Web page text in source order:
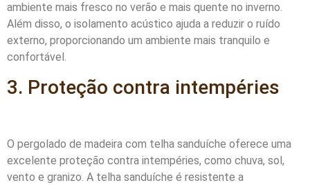
ambiente mais fresco no verão e mais quente no inverno.
Além disso, o isolamento acústico ajuda a reduzir o ruído
externo, proporcionando um ambiente mais tranquilo e
confortável.
3. Proteção contra intempéries
O pergolado de madeira com telha sanduíche oferece uma
excelente proteção contra intempéries, como chuva, sol,
vento e granizo. A telha sanduíche é resistente a